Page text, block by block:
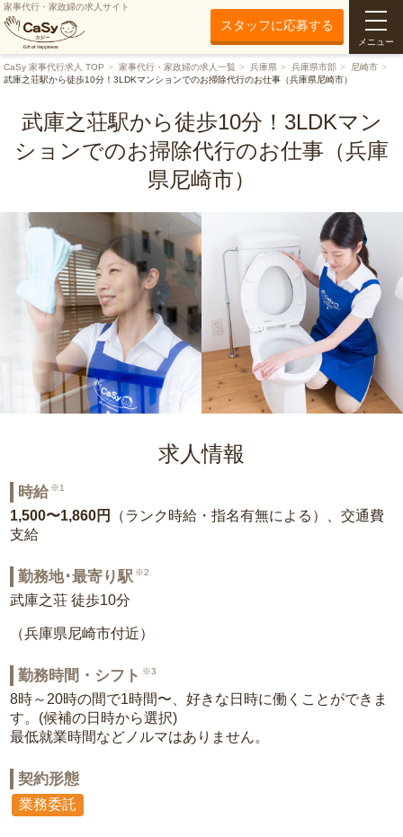
家事代行・家政婦の求人サイト
スタッフに応募する
メニュー
CaSy 家事代行求人 TOP 家事代行・家政婦の求人一覧 兵庫県 兵庫県市部
尼崎市
武庫之荘駅から徒歩10分！3LDKマンションでのお掃除代行のお仕事（兵庫県尼崎市）
武庫之荘駅から徒歩10分！3LDKマン
ションでのお掃除代行のお仕事（兵庫
県尼崎市）
求人情報
時給 ※1
1,500〜1,860円
（ランク時給・指名有無による）、交通費
支給
勤務地･最寄り駅 ※2
武庫之荘 徒歩10分
（兵庫県尼崎市付近）
勤務時間・シフト ※3
8時～20時の間で1時間〜、好きな日時に働くことができま
す。(候補の日時から選択)
最低就業時間などノルマはありません。
契約形態
業務委託